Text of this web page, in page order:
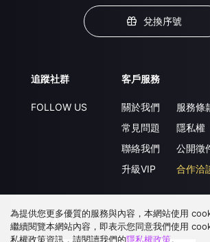
兌換序號
追蹤社群
FOLLOW US
客戶服務
關於我們
常見問題
聯絡我們
升級VIP
服務條
隱私權
公開徵
合作洽
下載 APP
為提供您更多優質的服務與內容，本網站使用
繼續閱覽本網站內容，即表示您同意我們使用
私權政策資訊，請閱讀我們的隱私權政策。